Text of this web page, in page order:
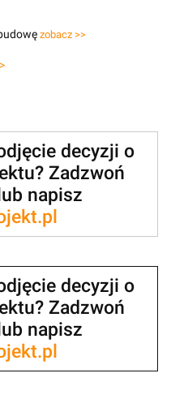
zobacz >>
decyzji o
Zadzwoń
napisz
decyzji o
Zadzwoń
napisz